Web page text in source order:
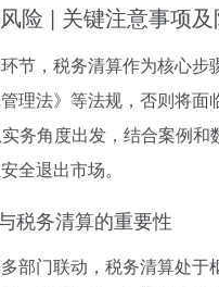
险 | 关键注意事项
节，税务清算作为核心
理法》等法规，否则将
务角度出发，结合案例
全退出市场。
税务清算的重要性
部门联动，税务清算处